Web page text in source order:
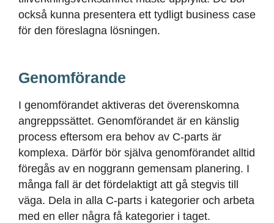
också kunna presentera ett tydligt business case
för den föreslagna lösningen.
Genomförande
I genomförandet aktiveras det överenskomna
angreppssättet. Genomförandet är en känslig
process eftersom era behov av C-parts är
komplexa. Därför bör själva genomförandet alltid
föregås av en noggrann gemensam planering. I
många fall är det fördelaktigt att gå stegvis till
väga. Dela in alla C-parts i kategorier och arbeta
med en eller några få kategorier i taget.